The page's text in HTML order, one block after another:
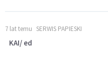
7 lat temu SERWIS PAPIESKI
KAI/ ed